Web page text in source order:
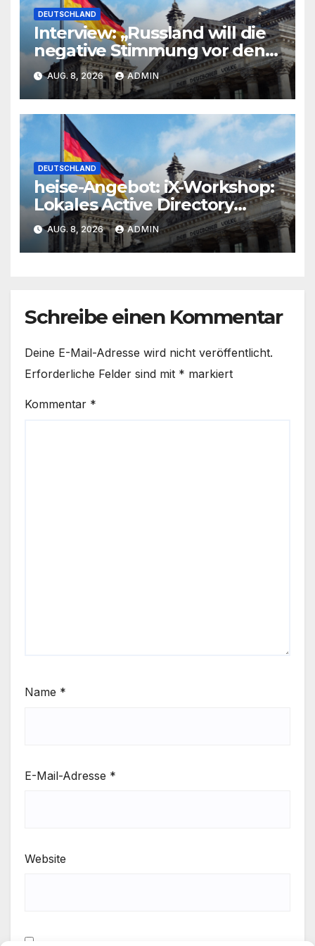
DEUTSCHLAND
Interview: „Russland will die
negative Stimmung vor den
Wahlen aufheizen“
AUG. 8, 2026 ADMIN
DEUTSCHLAND
heise-Angebot: iX-Workshop:
Lokales Active Directory
gegen Angriffe absichern
AUG. 8, 2026 ADMIN
Schreibe einen Kommentar
Deine E-Mail-Adresse wird nicht veröffentlicht.
Erforderliche Felder sind mit * markiert
Kommentar *
Name *
E-Mail-Adresse *
Website